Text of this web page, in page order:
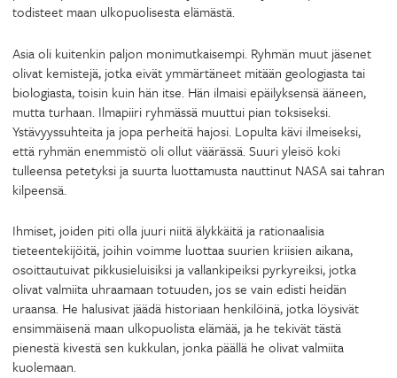
todisteet maan ulkopuolisesta elämästä.
Asia oli kuitenkin paljon monimutkaisempi. Ryhmän muut jäsenet
olivat kemistejä, jotka eivät ymmärtäneet mitään geologiasta tai
biologiasta, toisin kuin hän itse. Hän ilmaisi epäilyksensä ääneen,
mutta turhaan. Ilmapiiri ryhmässä muuttui pian toksiseksi.
Ystävyyssuhteita ja jopa perheitä hajosi. Lopulta kävi ilmeiseksi,
että ryhmän enemmistö oli ollut väärässä. Suuri yleisö koki
tulleensa petetyksi ja suurta luottamusta nauttinut NASA sai tahran
kilpeensä.
Ihmiset, joiden piti olla juuri niitä älykkäitä ja rationaalisia
tieteentekijöitä, joihin voimme luottaa suurien kriisien aikana,
osoittautuivat pikkusieluisiksi ja vallankipeiksi pyrkyreiksi, jotka
olivat valmiita uhraamaan totuuden, jos se vain edisti heidän
uraansa. He halusivat jäädä historiaan henkilöinä, jotka löysivät
ensimmäisenä maan ulkopuolista elämää, ja he tekivät tästä
pienestä kivestä sen kukkulan, jonka päällä he olivat valmiita
kuolemaan.